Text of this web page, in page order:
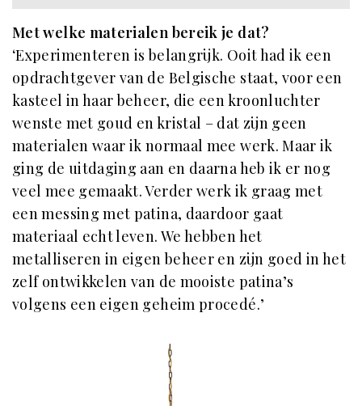
Met welke materialen bereik je dat?
‘Experimenteren is belangrijk. Ooit had ik een
opdrachtgever van de Belgische staat, voor een
kasteel in haar beheer, die een kroonluchter
wenste met goud en kristal – dat zijn geen
materialen waar ik normaal mee werk. Maar ik
ging de uitdaging aan en daarna heb ik er nog
veel mee gemaakt. Verder werk ik graag met
een messing met patina, daardoor gaat
materiaal echt leven. We hebben het
metalliseren in eigen beheer en zijn goed in het
zelf ontwikkelen van de mooiste patina’s
volgens een eigen geheim procedé.’